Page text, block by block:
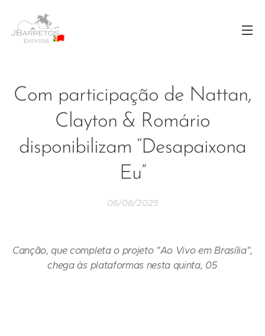
Com participação de Nattan,
Clayton & Romário
disponibilizam “Desapaixona
Eu”
06/06/2025
Canção, que completa o projeto "Ao Vivo em Brasília",
chega às plataformas nesta quinta, 05